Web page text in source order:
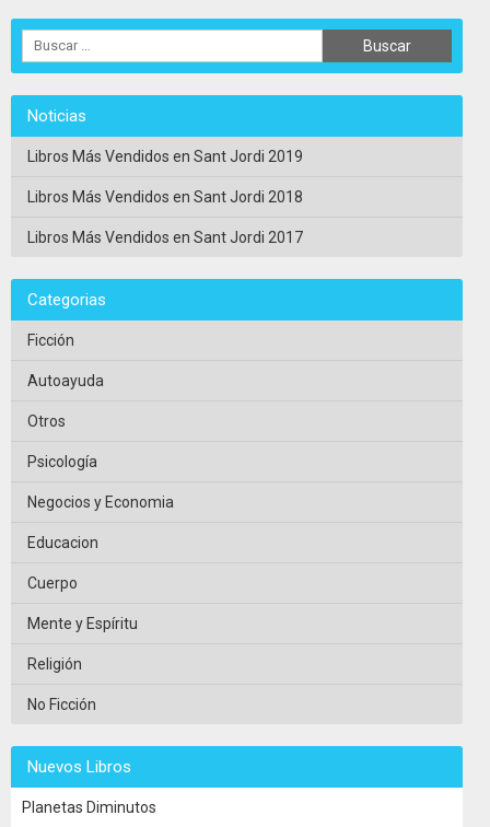
>>Ver Ficha Completa<<
Noticias
Libros Más Vendidos en Sant Jordi 2019
Libros Más Vendidos en Sant Jordi 2018
Libros Más Vendidos en Sant Jordi 2017
Categorias
Ficción
Autoayuda
Otros
Psicología
Negocios y Economia
Educacion
Cuerpo
Mente y Espíritu
Religión
No Ficción
Nuevos Libros
Planetas Diminutos